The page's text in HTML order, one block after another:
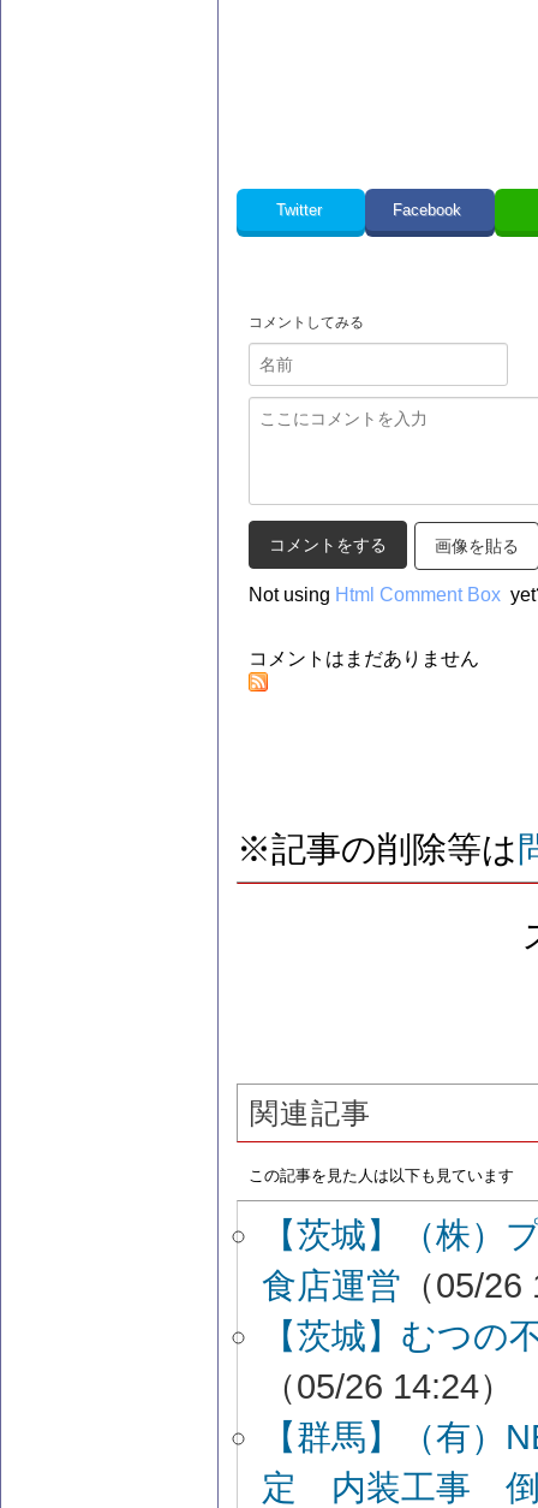
Twitter Facebook
コメントしてみる
画像を貼る
Not using Html Comment Box
コメントはまだありません
※記事の削除等は
関連記事
この記事を見た人は以下も見ています
【茨城】（株
食店運営 （05/
【茨城】むつの
（05/26 14:24）
【群馬】（有）
定 内装工事 倒